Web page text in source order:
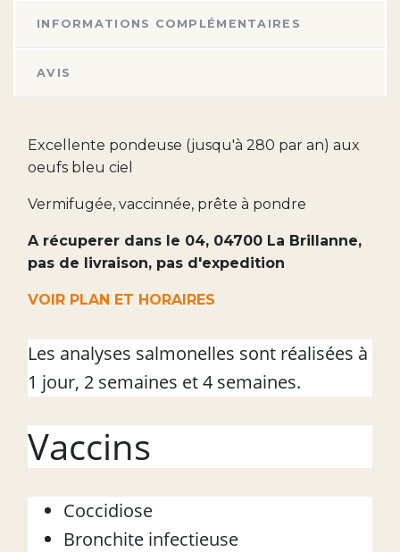
INFORMATIONS COMPLÉMENTAIRES
AVIS
Excellente pondeuse (jusqu'à 280 par an) aux
oeufs bleu ciel
Vermifugée, vaccinnée, prête à pondre
A récuperer dans le 04, 04700 La Brillanne,
pas de livraison, pas d'expedition
VOIR PLAN ET HORAIRES
Les analyses salmonelles sont réalisées à
1 jour, 2 semaines et 4 semaines.
Vaccins
Coccidiose
Bronchite infectieuse